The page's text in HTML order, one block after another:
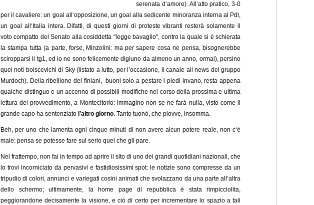
serenata d‘amore). All‘atto pratico, 3-0
per il cavaliere: un goal all‘opposizione, un goal alla sedicente minoranza interna al Pdl,
un goal all‘Italia intera. Difatti, di questi giorni di proteste vibranti resterà solamente il
voto compatto del Senato alla cosiddetta “legge bavaglio“, contro la quale si è schierata
la stampa tutta (a parte, forse, Minzolini: ma per sapere cosa ne pensa, bisognerebbe
sciropparsi il tg1, ed io ne sono felicemente digiuno da almeno un anno, ormai), persino
quei noti bolscevichi di Sky (listato a lutto, per l’occasione, il canale all news del gruppo
Murdoch). Della ribellione dei finiani, buoni solo a pestare i piedi invano, resta appena
qualche distinguo e un accenno di possibili modifiche nel corso della prossima e ultima
lettura del provvedimento, a Montecitorio: immagino non se ne farà nulla, visto come il
grande capo ha sentenziato l’altro giorno. Tanto tuonò, che piovve, insomma.
Beh, per uno che lamenta ogni cinque minuti di non avere alcun potere reale, non c‘è
male: pensa se potesse fare sul serio quel che gli pare.
Nel frattempo, non fai in tempo ad aprire il sito di uno dei grandi quotidiani nazionali, che
lo trovi incorniciato da pervasivi e fastidiosissimi spot: le notizie sono compresse da un
tripudio di colori, annunci e variegati cosini animati che svolazzano da una parte all‘altra
dello schermo; ultimamente, la home page di repubblica è stata rimpicciolita,
peggiorandone decisamente la visione, e ciò di certo per incrementare lo spazio a tali